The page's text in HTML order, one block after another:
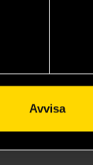
Avvisa